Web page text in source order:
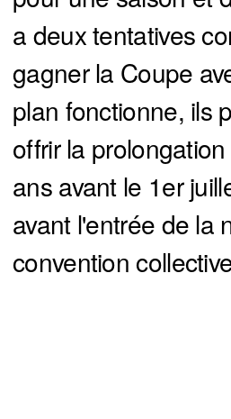
a deux tentatives
gagner la Coupe
plan fonctionne, ils
offrir la
ans avant le 1er
avant l'entrée de la
convention